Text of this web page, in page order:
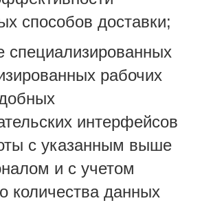
способов доставки;
специализированных
рабочих
интерфейсов
с указанным выше
и с учетом
количества данных